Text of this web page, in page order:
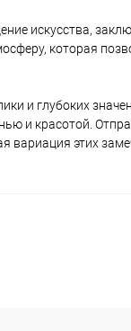
искусства,
которая
и глубоких
и красотой.
вариация этих